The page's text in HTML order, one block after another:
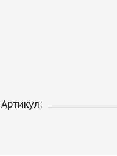
Артикул: